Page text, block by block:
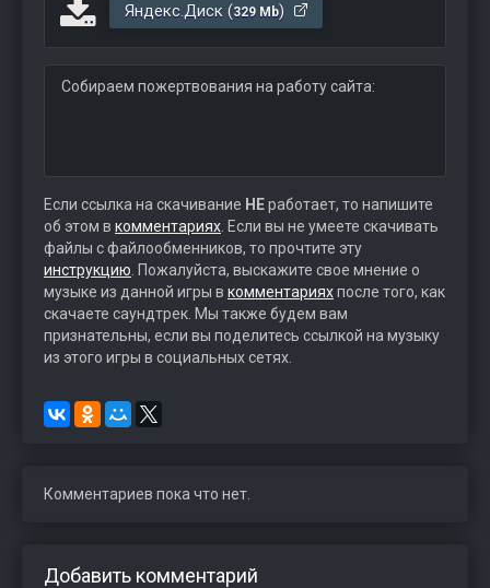
Яндекс.Диск (329 Mb)
Собираем пожертвования на работу сайта:
Если ссылка на скачивание НЕработает, то напишите
об этом в комментариях . Если вы не умеете скачивать
файлы с файлообменников, то прочтите эту
инструкцию . Пожалуйста, выскажите свое мнение о
музыке из данной игры в комментарияхпосле того, как
скачаете саундтрек. Мы также будем вам
признательны, если вы поделитесь ссылкой на музыку
из этого игры в социальных сетях.
Комментариев пока что нет.
Добавить комментарий